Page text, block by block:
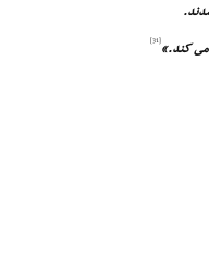
مى کند.»[31]